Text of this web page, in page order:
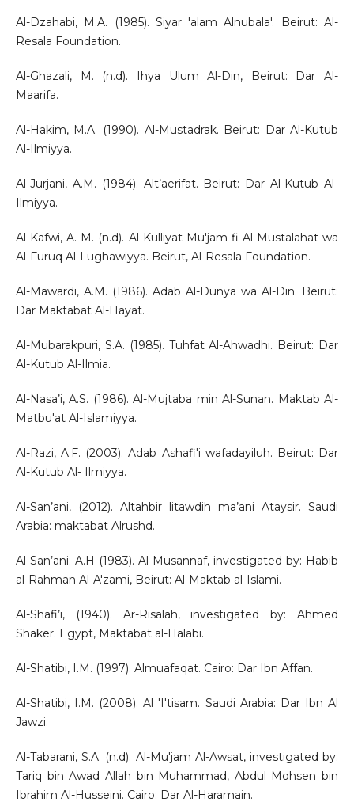
Al-Dzahabi, M.A. (1985). Siyar 'alam Alnubala'. Beirut: Al-
Resala Foundation.
Al-Ghazali, M. (n.d). Ihya Ulum Al-Din, Beirut: Dar Al-
Maarifa.
Al-Hakim, M.A. (1990). Al-Mustadrak. Beirut: Dar Al-Kutub
Al-Ilmiyya.
Al-Jurjani, A.M. (1984). Alt’aerifat. Beirut: Dar Al-Kutub Al-
Ilmiyya.
Al-Kafwi, A. M. (n.d). Al-Kulliyat Mu'jam fi Al-Mustalahat wa
Al-Furuq Al-Lughawiyya. Beirut, Al-Resala Foundation.
Al-Mawardi, A.M. (1986). Adab Al-Dunya wa Al-Din. Beirut:
Dar Maktabat Al-Hayat.
Al-Mubarakpuri, S.A. (1985). Tuhfat Al-Ahwadhi. Beirut: Dar
Al-Kutub Al-Ilmia.
Al-Nasa’i, A.S. (1986). Al-Mujtaba min Al-Sunan. Maktab Al-
Matbu'at Al-Islamiyya.
Al-Razi, A.F. (2003). Adab Ashafi'i wafadayiluh. Beirut: Dar
Al-Kutub Al- Ilmiyya.
Al-San’ani, (2012). Altahbir litawdih ma’ani Ataysir. Saudi
Arabia: maktabat Alrushd.
Al-San’ani: A.H (1983). Al-Musannaf, investigated by: Habib
al-Rahman Al-A'zami, Beirut: Al-Maktab al-Islami.
Al-Shafi’i, (1940). Ar-Risalah, investigated by: Ahmed
Shaker. Egypt, Maktabat al-Halabi.
Al-Shatibi, I.M. (1997). Almuafaqat. Cairo: Dar Ibn Affan.
Al-Shatibi, I.M. (2008). Al 'I'tisam. Saudi Arabia: Dar Ibn Al
Jawzi.
Al-Tabarani, S.A. (n.d). Al-Mu'jam Al-Awsat, investigated by:
Tariq bin Awad Allah bin Muhammad, Abdul Mohsen bin
Ibrahim Al-Husseini. Cairo: Dar Al-Haramain.